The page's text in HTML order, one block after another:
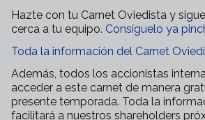
Hazte con tu Carnet Oviedista y
cerca a tu equipo. Consíguelo ya
Toda la información del Carnet
Además, todos los accionistas
acceder a este carnet de manera
presente temporada. Toda la
facilitará a nuestros shareholders